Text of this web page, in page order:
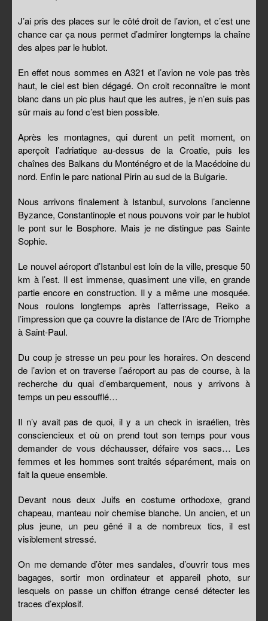
J’ai pris des places sur le côté droit de l’avion, et c’est une
chance car ça nous permet d’admirer longtemps la chaîne
des alpes par le hublot.
En effet nous sommes en A321 et l’avion ne vole pas très
haut, le ciel est bien dégagé. On croit reconnaître le mont
blanc dans un pic plus haut que les autres, je n’en suis pas
sûr mais au fond c’est bien possible.
Après les montagnes, qui durent un petit moment, on
aperçoit l’adriatique au-dessus de la Croatie, puis les
chaînes des Balkans du Monténégro et de la Macédoine du
nord. Enfin le parc national Pirin au sud de la Bulgarie.
Nous arrivons finalement à Istanbul, survolons l’ancienne
Byzance, Constantinople et nous pouvons voir par le hublot
le pont sur le Bosphore. Mais je ne distingue pas Sainte
Sophie.
Le nouvel aéroport d’Istanbul est loin de la ville, presque 50
km à l’est. Il est immense, quasiment une ville, en grande
partie encore en construction. Il y a même une mosquée.
Nous roulons longtemps après l’atterrissage, Reiko a
l’impression que ça couvre la distance de l’Arc de Triomphe
à Saint-Paul.
Du coup je stresse un peu pour les horaires. On descend
de l’avion et on traverse l’aéroport au pas de course, à la
recherche du quai d’embarquement, nous y arrivons à
temps un peu essoufflé…
Il n’y avait pas de quoi, il y a un check in israélien, très
consciencieux et où on prend tout son temps pour vous
demander de vous déchausser, défaire vos sacs… Les
femmes et les hommes sont traités séparément, mais on
fait la queue ensemble.
Devant nous deux Juifs en costume orthodoxe, grand
chapeau, manteau noir chemise blanche. Un ancien, et un
plus jeune, un peu gêné il a de nombreux tics, il est
visiblement stressé.
On me demande d’ôter mes sandales, d’ouvrir tous mes
bagages, sortir mon ordinateur et appareil photo, sur
lesquels on passe un chiffon étrange censé détecter les
traces d’explosif.